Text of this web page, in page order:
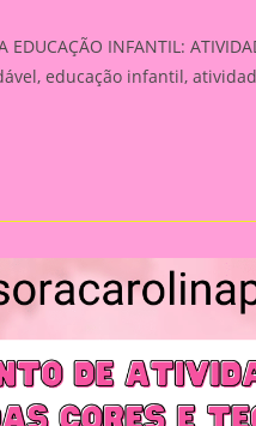
INFANTIL:
educação infantil,